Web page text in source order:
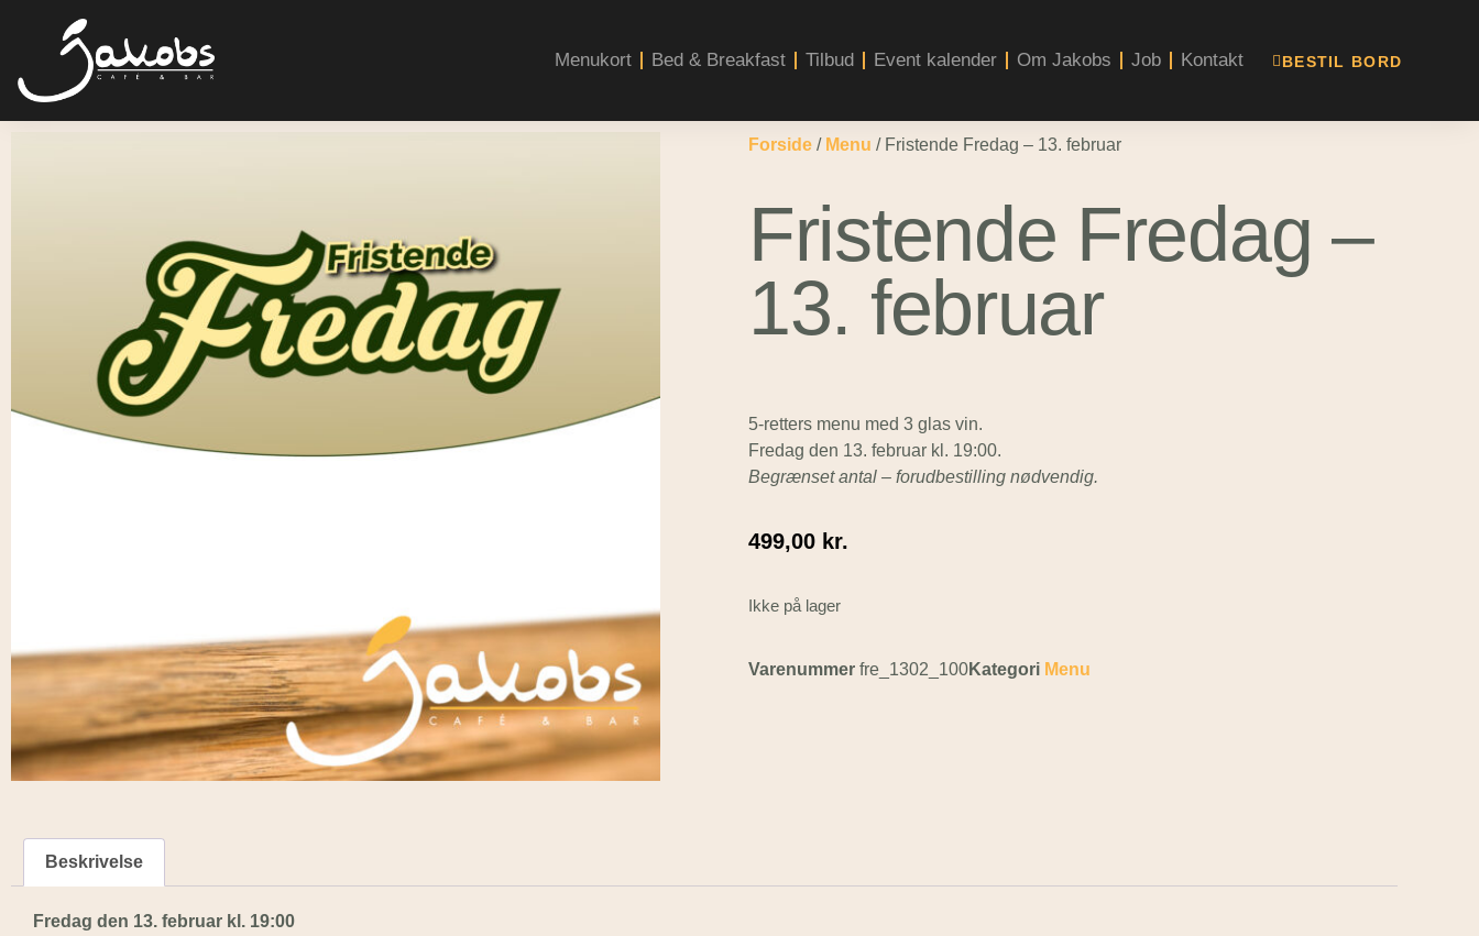
Menukort Bed & Breakfast Tilbud Event kalender Om Jakobs Job Kontakt BESTIL BORD
Forside / Menu / Fristende Fredag – 13. februar
Fristende Fredag –
13. februar
5-retters menu med 3 glas vin.
Fredag den 13. februar kl. 19:00.
Begrænset antal – forudbestilling nødvendig.
499,00 kr.
Ikke på lager
Varenummer fre_1302_100Kategori Menu
Beskrivelse
Fredag den 13. februar kl. 19:00